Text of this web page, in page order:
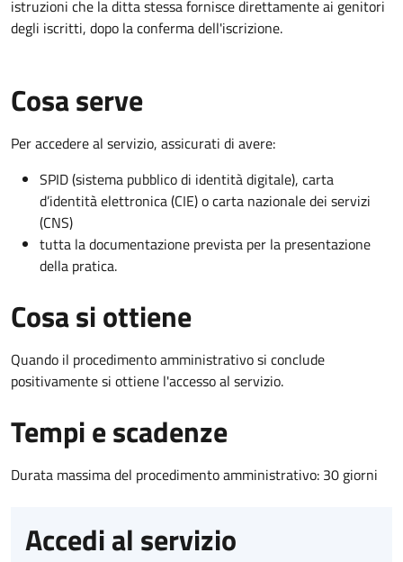
istruzioni che la ditta stessa fornisce direttamente ai genitori
degli iscritti, dopo la conferma dell'iscrizione.
Cosa serve
Per accedere al servizio, assicurati di avere:
SPID (sistema pubblico di identità digitale), carta
d’identità elettronica (CIE) o carta nazionale dei servizi
(CNS)
tutta la documentazione prevista per la presentazione
della pratica.
Cosa si ottiene
Quando il procedimento amministrativo si conclude
positivamente si ottiene l'accesso al servizio.
Tempi e scadenze
Durata massima del procedimento amministrativo: 30 giorni
Accedi al servizio